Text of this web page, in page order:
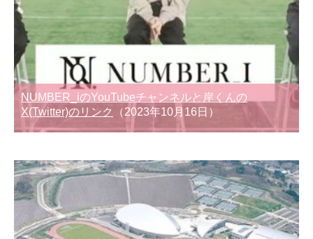
NUMBER_iのYouTubeチャンネルと岸くんの
X(Twitter)のリンク
（2023年10月16日）